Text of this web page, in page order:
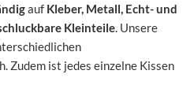
auf Kleber, Metall, Echt- und
Kleinteile . Unsere
Zudem ist jedes einzelne Kissen